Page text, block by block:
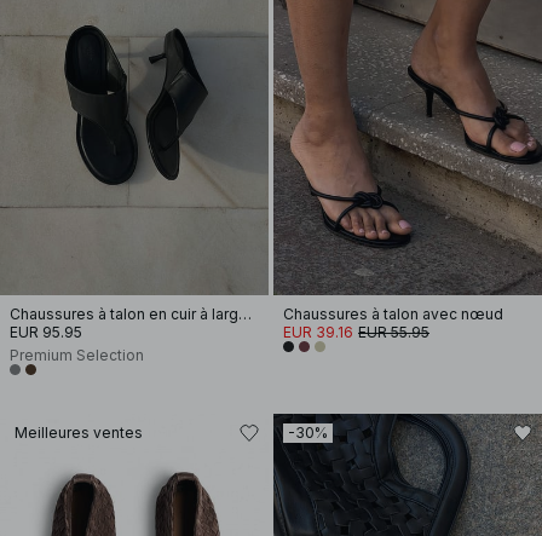
Chaussures à talon en cuir à larges lanières
EUR 95.95
Premium Selection
Chaussures à talon avec nœud
EUR 39.16 EUR 55.95
Meilleures ventes -30%